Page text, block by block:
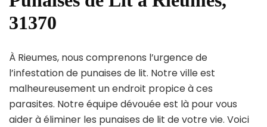
31370
À Rieumes, nous comprenons l’urgence de
l’infestation de punaises de lit. Notre ville est
malheureusement un endroit propice à ces
parasites. Notre équipe dévouée est là pour vous
aider à éliminer les punaises de lit de votre vie. Voici